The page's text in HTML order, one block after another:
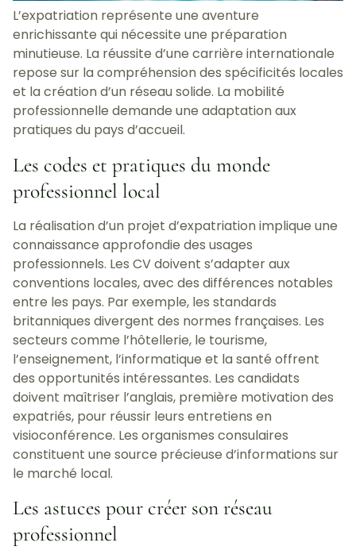
L’expatriation représente une aventure
enrichissante qui nécessite une préparation
minutieuse. La réussite d’une carrière internationale
repose sur la compréhension des spécificités locales
et la création d’un réseau solide. La mobilité
professionnelle demande une adaptation aux
pratiques du pays d’accueil.
Les codes et pratiques du monde
professionnel local
La réalisation d’un projet d’expatriation implique une
connaissance approfondie des usages
professionnels. Les CV doivent s’adapter aux
conventions locales, avec des différences notables
entre les pays. Par exemple, les standards
britanniques divergent des normes françaises. Les
secteurs comme l’hôtellerie, le tourisme,
l’enseignement, l’informatique et la santé offrent
des opportunités intéressantes. Les candidats
doivent maîtriser l’anglais, première motivation des
expatriés, pour réussir leurs entretiens en
visioconférence. Les organismes consulaires
constituent une source précieuse d’informations sur
le marché local.
Les astuces pour créer son réseau
professionnel